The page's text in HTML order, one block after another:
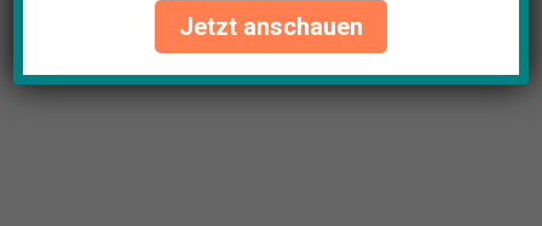
Jetzt anschauen